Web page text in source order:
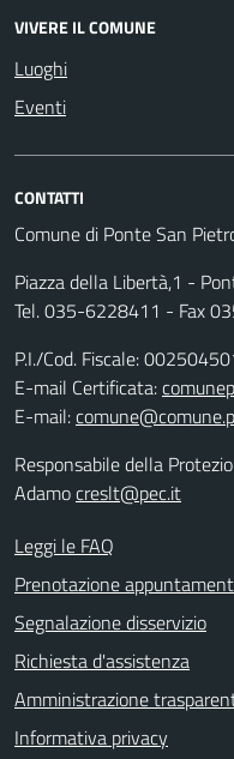
VIVERE IL COMUNE
Luoghi
Eventi
CONTATTI
Comune di Ponte San
Piazza della Libertà,1 -
Tel. 035-6228411 - Fax
P.I./Cod. Fiscale:
E-mail Certificata:
E-mail:
Responsabile della
Adamocreslt@pec.it
Leggi le FAQ
Prenotazione
Segnalazione disservizio
Richiesta d'assistenza
Amministrazione
Informativa privacy